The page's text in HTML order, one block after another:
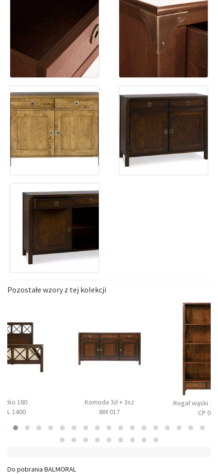
Pozostałe wzory z tej kolekcji
180
1400
Komoda 3d + 3sz
BM 017
Regał wąski 2
CP 09
Do pobrania BALMORAL